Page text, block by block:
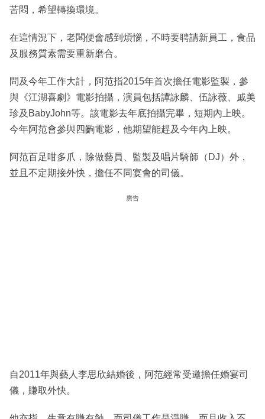
苦悶，希望轉換環境。
在這情況下，老闆便會感到煩惱，不時要聘請新員工，食品
及服務質素需要重新磨合。
問及今年工作大計，阿范指2015年首次擔任電影監製，參
與《江湖喜劇》電影拍攝，演員包括譚詠麟、伍詠薇、戚美
珍及BabyJohn等。該電影去年底拍攝完畢，短期內上映。
今年阿范會參與四齣電影，他期望能趕及今年內上映。
阿范百足咁多爪，除做藝員、監製及唱片騎師（DJ）外，
並且不定期接外快，擔任不同宴會的司儀。
廣告
自2011年與藝人李思欣結婚後，阿范經常受邀擔任婚宴司
儀，賺取外快。